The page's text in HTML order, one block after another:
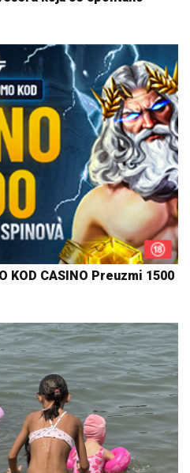
KOD CASINO Preuzmi 1500